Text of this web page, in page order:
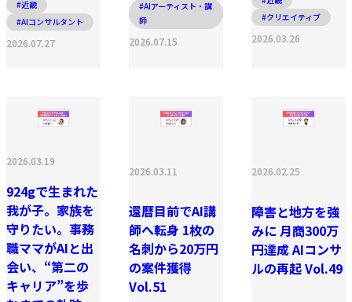
#近畿
#AIコンサルタント
2026.07.27
#AIアーティスト・講
師
2026.07.15
#クリエイティブ
2026.03.26
2026.03.19
924gで生まれた
我が子。家族を
守りたい。事務
職ママがAIと出
会い、“第二の
キャリア”を歩
2026.03.11
還暦目前でAI講
師へ転身 1枚の
名刺から20万円
の案件獲得
Vol.51
2026.02.25
障害と地方を強
みに 月商300万
円達成 AIコンサ
ルの再起 Vol.49